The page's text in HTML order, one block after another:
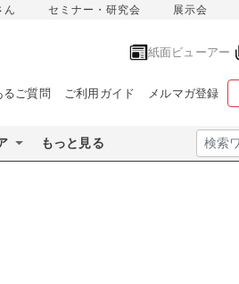
ん セミナー・研究会 展示会
紙面ビューアー
るご質問 ご利用ガイド メルマガ登録
もっと見る